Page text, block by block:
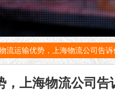
流运输优势，上海物流公司告诉
上海物流公司告